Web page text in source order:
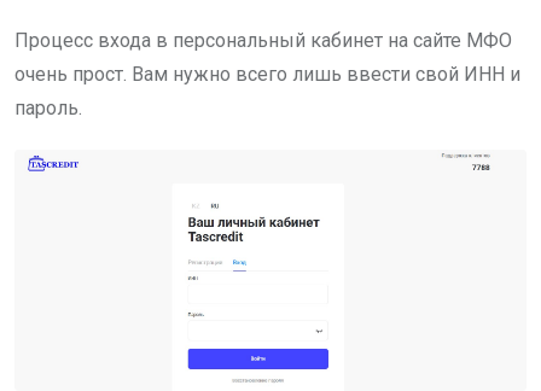
Процесс входа в персональный кабинет на сайте МФО
очень прост. Вам нужно всего лишь ввести свой ИНН и
пароль.